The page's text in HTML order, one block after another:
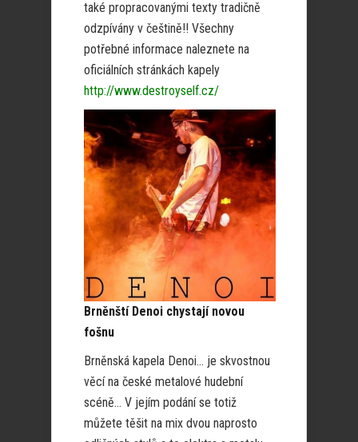
také propracovanými texty tradičně
odzpívány v češtině!! Všechny
potřebné informace naleznete na
oficiálních stránkách kapely
http://www.destroyself.cz/
Brněnští Denoi chystají novou
fošnu
Brněnská kapela Denoi… je skvostnou
věcí na české metalové hudební
scéně… V jejím podání se totiž
můžete těšit na mix dvou naprosto